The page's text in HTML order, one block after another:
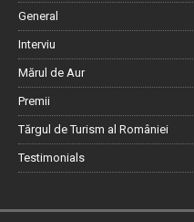
General
Interviu
Mărul de Aur
Premii
Tărgul de Turism al României
Testimonials